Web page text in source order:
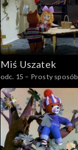
Miś Uszatek
odc. 15 – Prosty sposób